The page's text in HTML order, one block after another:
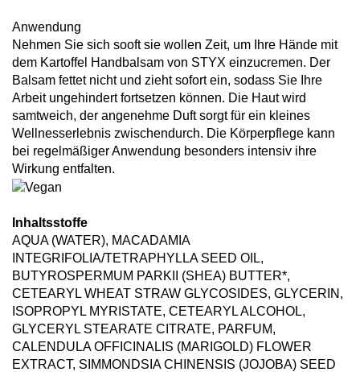
Anwendung
Nehmen Sie sich sooft sie wollen Zeit, um Ihre Hände mit
dem Kartoffel Handbalsam von STYX einzucremen. Der
Balsam fettet nicht und zieht sofort ein, sodass Sie Ihre
Arbeit ungehindert fortsetzen können. Die Haut wird
samtweich, der angenehme Duft sorgt für ein kleines
Wellnesserlebnis zwischendurch. Die Körperpflege kann
bei regelmäßiger Anwendung besonders intensiv ihre
Wirkung entfalten.
Inhaltsstoffe
AQUA (WATER), MACADAMIA
INTEGRIFOLIA/TETRAPHYLLA SEED OIL,
BUTYROSPERMUM PARKII (SHEA) BUTTER*,
CETEARYL WHEAT STRAW GLYCOSIDES, GLYCERIN,
ISOPROPYL MYRISTATE, CETEARYL ALCOHOL,
GLYCERYL STEARATE CITRATE, PARFUM,
CALENDULA OFFICINALIS (MARIGOLD) FLOWER
EXTRACT, SIMMONDSIA CHINENSIS (JOJOBA) SEED